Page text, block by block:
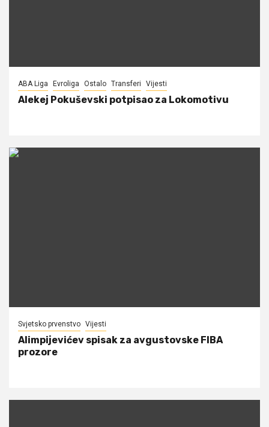
ABA Liga Evroliga Ostalo Transferi Vijesti
Alekej Pokuševski potpisao za Lokomotivu
Svjetsko prvenstvo Vijesti
Alimpijevićev spisak za avgustovske FIBA
prozore